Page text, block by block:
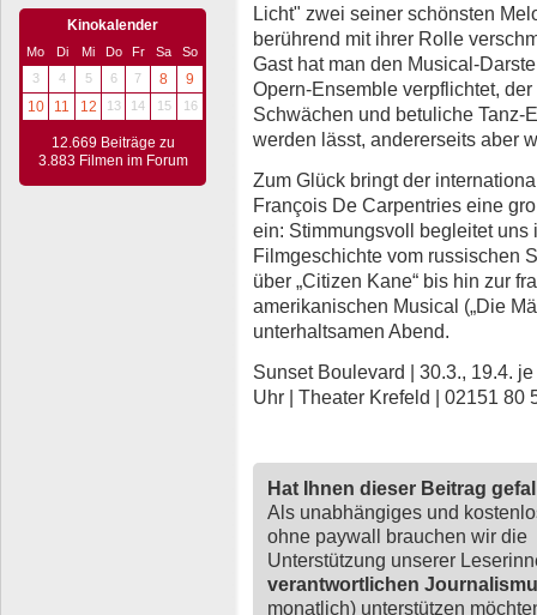
Kinokalender
Mo Di Mi Do Fr Sa
So
3
4 5 6 7 8
9
10
11 12 13 14 15 16
12.669 Beiträge zu
3.883 Filmen im Forum
Licht" zwei seiner schönsten
berührend mit ihrer Rolle
Gast hat man den Musical-
Opern-Ensemble verpflichtet,
Schwächen und betuliche Tanz-
werden lässt, andererseits aber
Zum Glück bringt der
François De Carpentries eine
ein: Stimmungsvoll begleitet
Filmgeschichte vom russischen
über „Citizen Kane“ bis hin zur
amerikanischen Musical („Die
unterhaltsamen Abend.
Sunset Boulevard | 30.3., 19.4.
Uhr | Theater Krefeld | 02151 80
Hat Ihnen dieser Beitrag
Als unabhängiges und
ohne paywall brauchen wir die
Unterstützung unserer
verantwortlichen
monatlich) unterstützen